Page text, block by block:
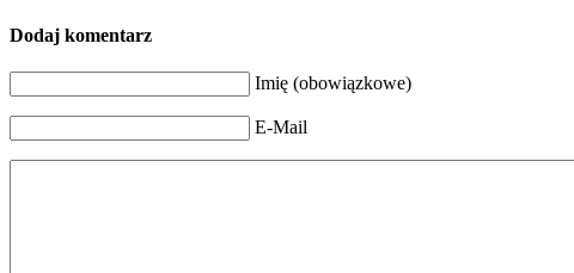
Dodaj komentarz
Imię (obowiązkowe)
E-Mail